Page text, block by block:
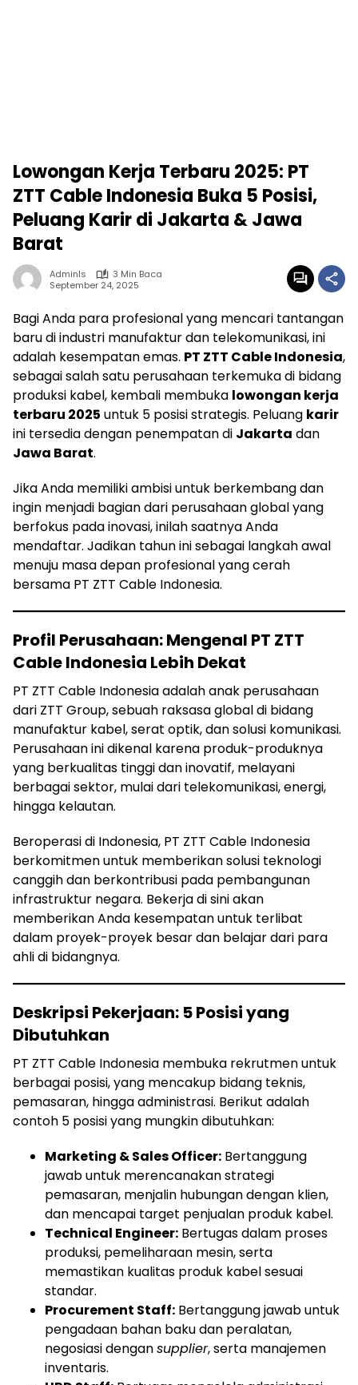
Lowongan Kerja Terbaru 2025: PT
ZTT Cable Indonesia Buka 5 Posisi,
Peluang Karir di Jakarta & Jawa
Barat
Adminls
3 Min Baca
September 24, 2025
Bagi Anda para profesional yang mencari tantangan
baru di industri manufaktur dan telekomunikasi, ini
adalah kesempatan emas. PT ZTT Cable Indonesia,
sebagai salah satu perusahaan terkemuka di bidang
produksi kabel, kembali membuka lowongan kerja
terbaru 2025 untuk 5 posisi strategis. Peluang karir
ini tersedia dengan penempatan di Jakarta dan
Jawa Barat.
Jika Anda memiliki ambisi untuk berkembang dan
ingin menjadi bagian dari perusahaan global yang
berfokus pada inovasi, inilah saatnya Anda
mendaftar. Jadikan tahun ini sebagai langkah awal
menuju masa depan profesional yang cerah
bersama PT ZTT Cable Indonesia.
Profil Perusahaan: Mengenal PT ZTT
Cable Indonesia Lebih Dekat
PT ZTT Cable Indonesia adalah anak perusahaan
dari ZTT Group, sebuah raksasa global di bidang
manufaktur kabel, serat optik, dan solusi komunikasi.
Perusahaan ini dikenal karena produk-produknya
yang berkualitas tinggi dan inovatif, melayani
berbagai sektor, mulai dari telekomunikasi, energi,
hingga kelautan.
Beroperasi di Indonesia, PT ZTT Cable Indonesia
berkomitmen untuk memberikan solusi teknologi
canggih dan berkontribusi pada pembangunan
infrastruktur negara. Bekerja di sini akan
memberikan Anda kesempatan untuk terlibat
dalam proyek-proyek besar dan belajar dari para
ahli di bidangnya.
Deskripsi Pekerjaan: 5 Posisi yang
Dibutuhkan
PT ZTT Cable Indonesia membuka rekrutmen untuk
berbagai posisi, yang mencakup bidang teknis,
pemasaran, hingga administrasi. Berikut adalah
contoh 5 posisi yang mungkin dibutuhkan:
Marketing & Sales Officer: Bertanggung
jawab untuk merencanakan strategi
pemasaran, menjalin hubungan dengan klien,
dan mencapai target penjualan produk kabel.
Technical Engineer: Bertugas dalam proses
produksi, pemeliharaan mesin, serta
memastikan kualitas produk kabel sesuai
standar.
Procurement Staff: Bertanggung jawab untuk
pengadaan bahan baku dan peralatan,
negosiasi dengansupplier, serta manajemen
inventaris.